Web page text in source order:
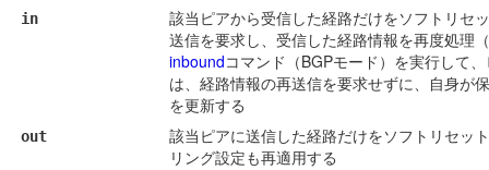
in
該当ピアから受信した経路だけをソフトリセ
送信を要求し、受信した経路情報を再度処理
inboundコマンド（BGPモード）を実行して
は、経路情報の再送信を要求せずに、自身が
を更新する
out
該当ピアに送信した経路だけをソフトリセッ
リング設定も再適用する